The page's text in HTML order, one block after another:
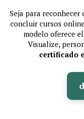
Seja para
concluir cursos
modelo oferece
Visualize,
certificado